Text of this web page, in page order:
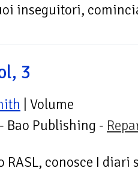
inseguitori,
3
| Volume
Bao Publishing -
RASL, conosce I diari